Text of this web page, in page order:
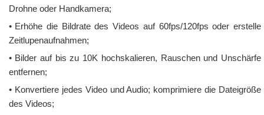
Drohne oder Handkamera;
• Erhöhe die Bildrate des Videos auf 60fps/120fps oder erstelle
Zeitlupenaufnahmen;
• Bilder auf bis zu 10K hochskalieren, Rauschen und Unschärfe
entfernen;
• Konvertiere jedes Video und Audio; komprimiere die Dateigröße
des Videos;